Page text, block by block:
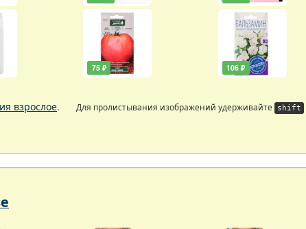
75 ₽ 106 ₽
взрослое. Для пролистывания изображений удерживайте shift